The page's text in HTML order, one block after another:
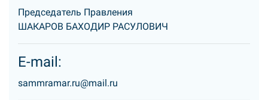
Председатель Правления
ШАКАРОВ БАХОДИР РАСУЛОВИЧ
E-mail:
sammramar.ru@mail.ru